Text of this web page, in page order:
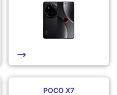
POCO X7